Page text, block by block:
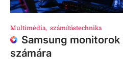
Multimédia, számítástechnika
Samsung
számára